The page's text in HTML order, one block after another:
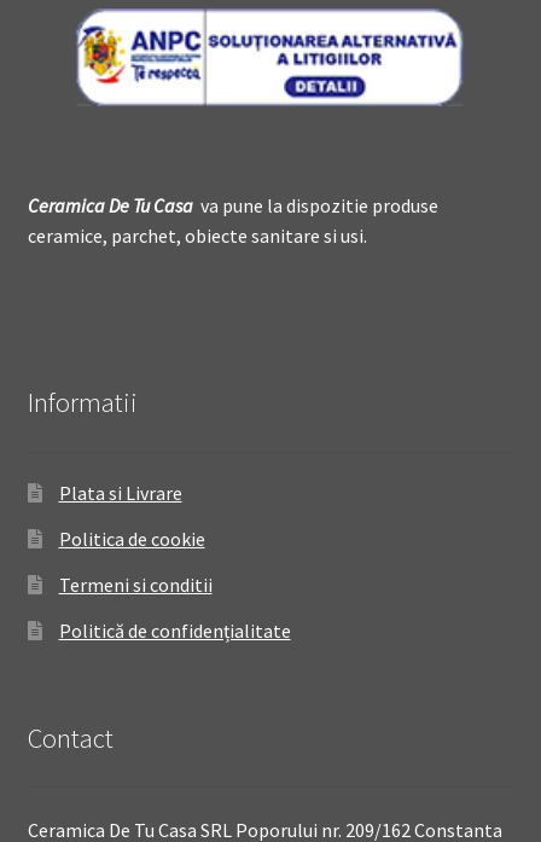
Ceramica DeTu Casava pune la dispozitie produse
ceramice, parchet, obiecte sanitare si usi.
Informatii
Plata si Livrare
Politica de cookie
Termeni si conditii
Politică de confidențialitate
Contact
Ceramica De Tu Casa SRL Poporului nr. 209/162 Constanta